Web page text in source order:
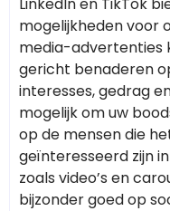
mogelijkheden voor
media-advertenties
gericht benaderen
interesses, gedrag
mogelijk om uw
op de mensen die
geïnteresseerd zijn
zoals video’s en
bijzonder goed op